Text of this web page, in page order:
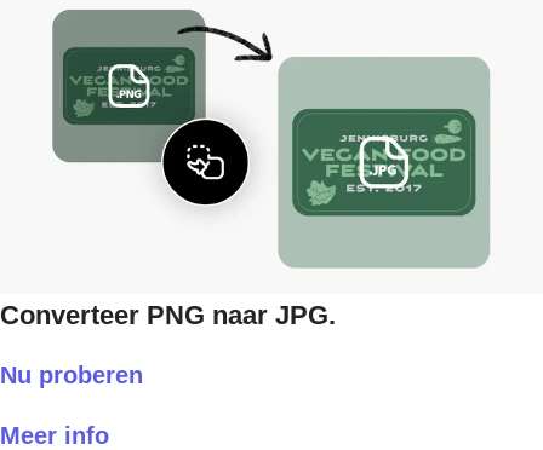
Converteer PNG naar JPG.
Nu proberen
Meer info